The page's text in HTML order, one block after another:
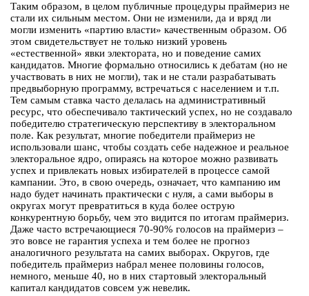
Таким образом, в целом публичные процедуры праймериз не
стали их сильным местом. Они не изменили, да и вряд ли
могли изменить «партию власти» качественным образом. Об
этом свидетельствует не только низкий уровень
«естественной» явки электората, но и поведение самих
кандидатов. Многие формально относились к дебатам (но не
участвовать в них не могли), так и не стали разрабатывать
предвыборную программу, встречаться с населением и т.п.
Тем самым ставка часто делалась на административный
ресурс, что обеспечивало тактический успех, но не создавало
победителю стратегическую перспективу в электоральном
поле. Как результат, многие победители праймериз не
использовали шанс, чтобы создать себе надежное и реальное
электоральное ядро, опираясь на которое можно развивать
успех и привлекать новых избирателей в процессе самой
кампании. Это, в свою очередь, означает, что кампанию им
надо будет начинать практически с нуля, а сами выборы в
округах могут превратиться в куда более острую
конкурентную борьбу, чем это видится по итогам праймериз.
Даже часто встречающиеся 70-90% голосов на праймериз –
это вовсе не гарантия успеха и тем более не прогноз
аналогичного результата на самих выборах. Округов, где
победитель праймериз набрал менее половины голосов,
немного, меньше 40, но в них стартовый электоральный
капитал кандидатов совсем уж невелик.